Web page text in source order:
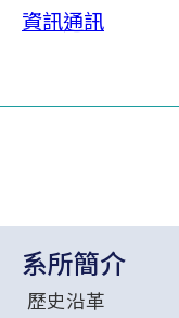
資訊通訊
系所簡介
歷史沿革